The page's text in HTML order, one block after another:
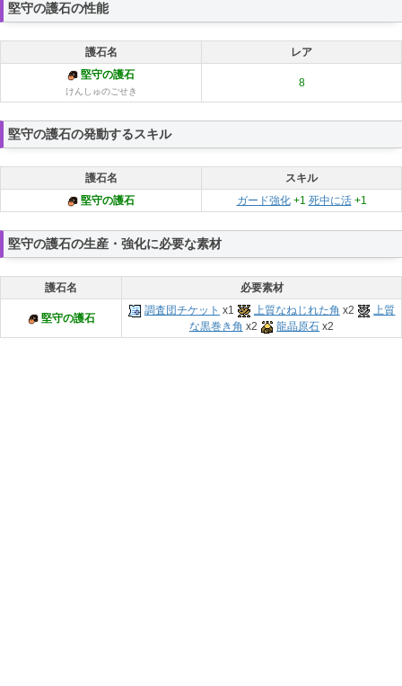
堅守の護石の性能
護石名
レア
堅守の護石
けんしゅのごせき
8
堅守の護石の発動するスキル
護石名
スキル
堅守の護石
ガード強化 +1 死中に活 +1
堅守の護石の生産・強化に必要な素材
護石名 必要素材
堅守の護石
調査団チケット x1 上質なねじれた角 x2
上質
な黒巻き角 x2 龍晶原石 x2